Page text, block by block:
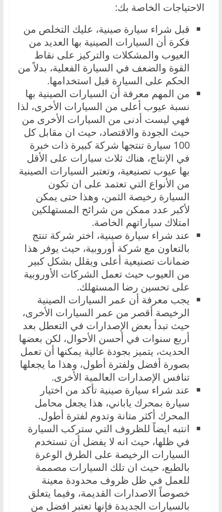
الاحتياجات الخاصة بك:
قبل شراء سيارة صينية، عليك التخلص من
فكرة أن السيارات الصينية بها العديد من
العيوب والمشكلات والتركيز على نقاط
القوة والضعف في السيارة الفعلية، بدلاً من
الحكم على السيارة قبل استخدامها.
من المهم معرفة أن السيارات الصينية بها
نسبة عيوب أعلى من السيارات الأخرى، لذا
فهي ليست أدنى من السيارات الأخرى من
حيث الجودة والاقتصاد، حيث ان مقابل كل
100 سيارة تنتجها شركة كبيرة ذات خبرة
في الإنتاج، هناك ثلاث سيارات على الأقل
بها عيوب تصنيعية، وتعتبر السيارات الصينية
من الأنواع التي تعتمد على ان تكون
السيارة رخيصة الثمن، وهذا حتى يمكن
لأكبر عدد ممكن من شرائح المستهلكين
امتلاك سياراتهم الخاصة.
عند شراء سيارة صينية، اختر شركة تنتج
بالتعاون مع شركة أوروبية، حيث يوفر هذا
ضمانات تصنيعية أعلى ويقلل بشكل كبير
من العيوب حيث تعمل الشركات الأوروبية
على تحسين رضا المستهلك.
يجب معرفة أن عمر السيارات الصينية
الرخيصة أقصر من عمر السيارات الأخرى،
حيث تبدأ بعض الإصدارات في التعطل بعد
أربع سنوات في أحسن الأحوال، لكن بعضها
الحديث، يتميز بجودة عالية يمكنها أن تعمل
بصورة أفضل ولفترة أطول، وهذا ما يجعلها
تنافس الإصدارات العالمية الأخرى.
عند شراء سيارة صينية تأكد من اختيار
سيارة بمحرك ياباني، هذا يجعل محامل
المحرك أكثر متانة وتدوم لفترة أطول.
انتبه ايضاً للظروف التي ستركب السيارة
في ظلها، حيث انه لا يفضل أن تستخدم
السيارات الرخيصة على الطرق الوعرة
بالطبع، حيث ان تلك السيارات مصممة
للعمل في ظل ظروف محدودة معينة
خصوصاً الاصدارات القديمة، وفيما يتعلق
بالسيارات الجديدة فإنها تعتبر افضل من